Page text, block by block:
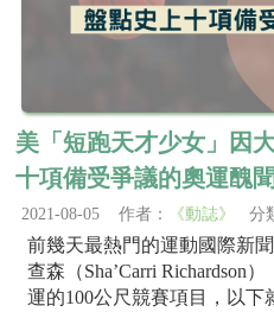
美「短跑天才少女」因
十項備受爭議的奧運醜聞
2021-08-05 作者： 《動誌》 分
前幾天最熱門的運動國際新
查森（Sha’Carri Richardson
運的100公尺競賽項目，以下